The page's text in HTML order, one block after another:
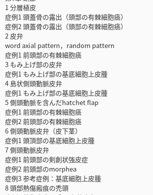
1 分層植皮
症例1 頭蓋骨の露出（頭部の有棘細胞癌）
症例2 頭蓋骨の露出（頭部の有棘細胞癌）
2 皮弁
word axial pattern，random pattern
症例1 前頭部の有棘細胞癌
3 もみ上げ部の皮弁
症例1 もみ上げ部の基底細胞上皮腫
4 島状側頭動脈皮弁
症例1 もみ上げ部の基底細胞上皮腫
5 側頭動脈を含んだhatchet flap
症例1 前頭部の有棘細胞癌
症例2 前頭部の有棘細胞癌
6 側頭動脈皮弁（皮下茎）
症例1 頭頂部の基底細胞上皮腫
7 側頭動脈皮弁
症例1 前頭部の剣創状強皮症
症例2 前頭部のmorphea
症例3 参考症例：基底細胞上皮腫
8 頭部熱傷瘢痕の禿頭